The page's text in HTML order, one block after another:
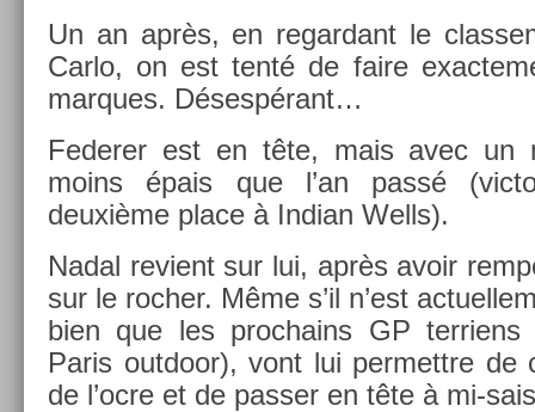
Un an après, en re­gar­dant le
Carlo, on est tenté de faire
mar­ques. Désespérant…
Feder­er est en tête, mais avec un
moins épais que l’an passé
deuxième place à In­dian Wells).
Nadal re­vient sur lui, après avoir
sur le roch­er. Même s’il n’est
bien que les pro­chains GP
Paris out­door), vont lui per­mettre de
de l’ocre et de pass­er en tête à mi-